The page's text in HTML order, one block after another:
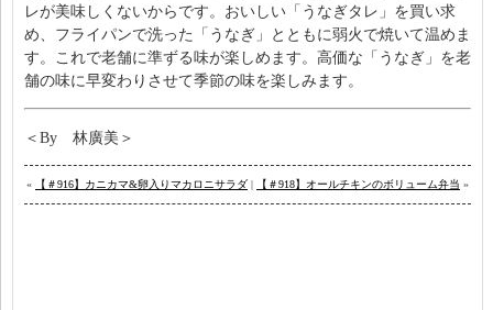
レが美味しくないからです。おいしい「うなぎタレ」を買い求
め、フライパンで洗った「うなぎ」とともに弱火で焼いて温めま
す。これで老舗に準ずる味が楽しめます。高価な「うなぎ」を老
舗の味に早変わりさせて季節の味を楽しみます。
＜By 林廣美＞
« 【＃916】カニカマ&卵入りマカロニサラダ | 【＃918】オールチキンのボリューム弁当 »